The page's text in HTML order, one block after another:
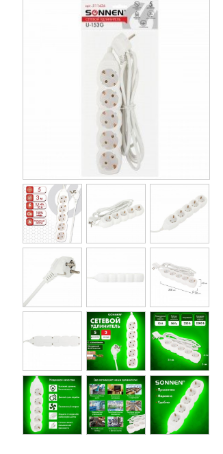
ХОББИ И ТВОРЧЕСТВО
ЭЛЕКТРОНИКА